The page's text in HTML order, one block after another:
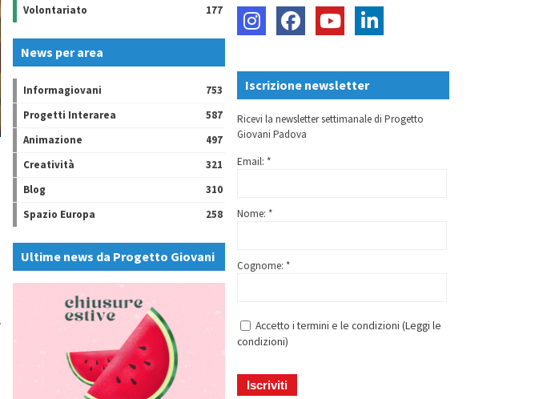
Volontariato
177
News per area
Informagiovani
753
Progetti Interarea
587
Animazione
497
Creatività
321
Blog
310
Spazio Europa
258
Ultime news da Progetto Giovani
Iscrizione newsletter
Ricevi la newsletter settimanale di Progetto
Giovani Padova
Email: *
Nome: *
Cognome: *
Accetto i termini e le condizioni (Leggi le
condizioni)